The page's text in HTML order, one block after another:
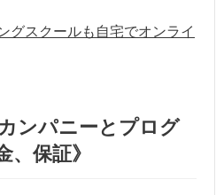
グスクールも自宅でオンライ
ンパニーとプログ
、保証》